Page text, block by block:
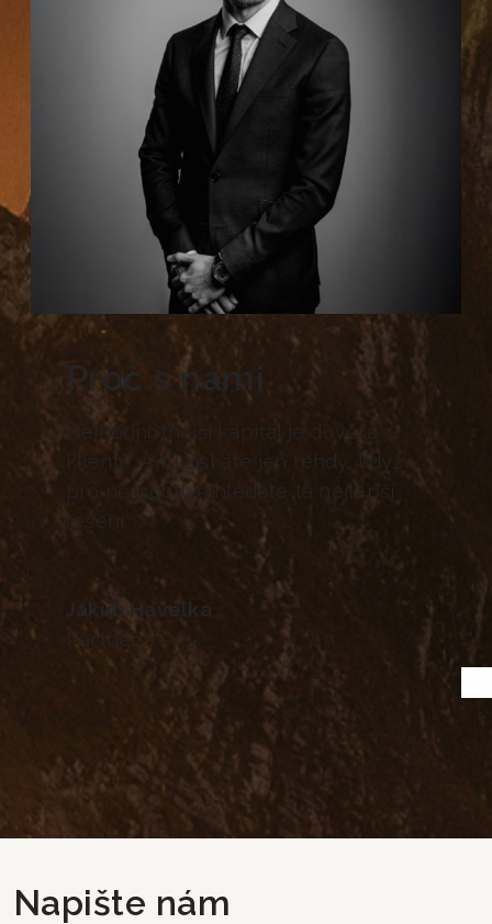
Proč s námi
Nejhodnotnější kapitál je důvěra
klientů. A tu získáte jen tehdy, když
pro ně poctivě hledáte ta nejlepší
řešení.
Jakub Havelka
Partner
Napište nám